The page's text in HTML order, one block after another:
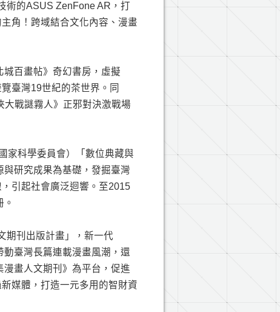
術的ASUS ZenFone AR，打
角！跨域結合文化內容、漫畫
百畫帖》奇幻書房，虛擬
臺灣19世紀的茶世界。同
大戰謎霧人》正邪對決激戰場
家科學委員會）「數位典藏與
研究成果為基礎，發掘臺灣
引起社會廣泛迴響。至2015
期刊出版計畫」，新一代
動臺灣長篇連載漫畫風潮，還
畫人文期刊》為平台，促進
媒體，打造一元多用的智財資